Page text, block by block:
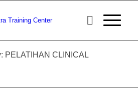
PELATIHAN CLINICAL